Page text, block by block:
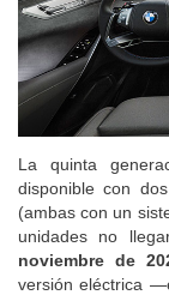
La quinta
disponible con
(ambas con un
unidades no
noviembre de
versión eléctrica